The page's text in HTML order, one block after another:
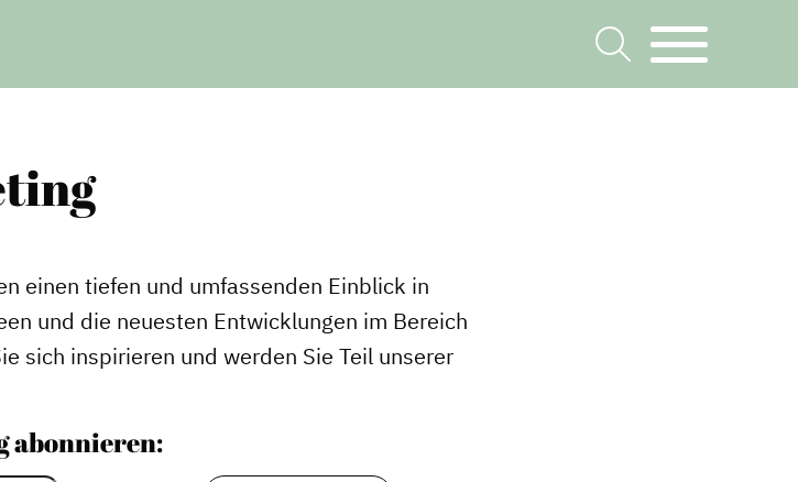
einen tiefen und umfassenden Einblick in
und die neuesten Entwicklungen im Bereich
sich inspirieren und werden Sie Teil unserer
abonnieren: